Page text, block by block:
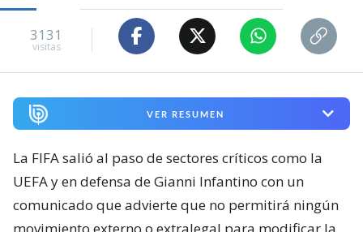
3131
visitas
VER RESUMEN
La FIFA salió al paso de sectores críticos como la
UEFA y en defensa de Gianni Infantino con un
comunicado que advierte que no permitirá ningún